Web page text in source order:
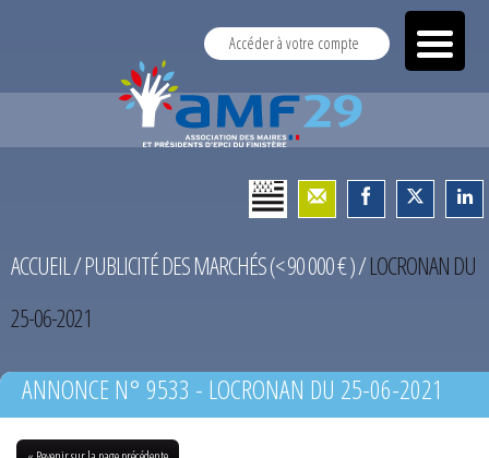
Accéder à votre compte
ACCUEIL/PUBLICITÉ DES MARCHÉS (< 90 000 € )/LOCRONAN DU
25-06-2021
ANNONCE N° 9533 - LOCRONAN DU 25-06-2021